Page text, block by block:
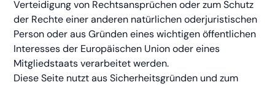
Verteidigung von Rechtsansprüchen oder zum Schutz
der Rechte einer anderen natürlichen oderjuristischen
Person oder aus Gründen eines wichtigen öffentlichen
Interesses der Europäischen Union oder eines
Mitgliedstaats verarbeitet werden.
Diese Seite nutzt aus Sicherheitsgründen und zum